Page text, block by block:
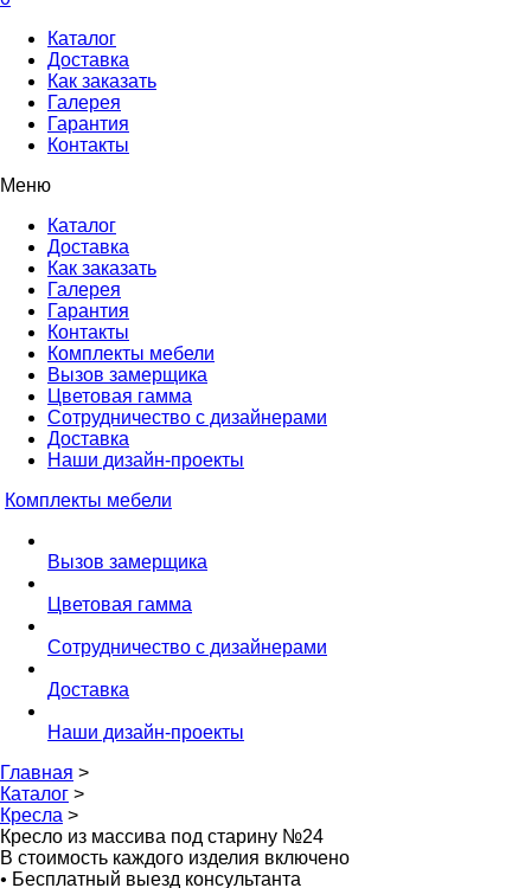
Каталог
Доставка
Как заказать
Галерея
Гарантия
Контакты
Меню
Каталог
Доставка
Как заказать
Галерея
Гарантия
Контакты
Комплекты мебели
Вызов замерщика
Цветовая гамма
Сотрудничество с дизайнерами
Доставка
Наши дизайн-проекты
Комплекты мебели
Вызов замерщика
Цветовая гамма
Сотрудничество с дизайнерами
Доставка
Наши дизайн-проекты
Главная >
Каталог >
Кресла >
Кресло из массива под старину №24
В стоимость каждого изделия включено
• Бесплатный выезд консультанта